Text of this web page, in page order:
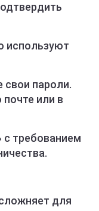
используют
свои пароли.
или в
с требованием
для